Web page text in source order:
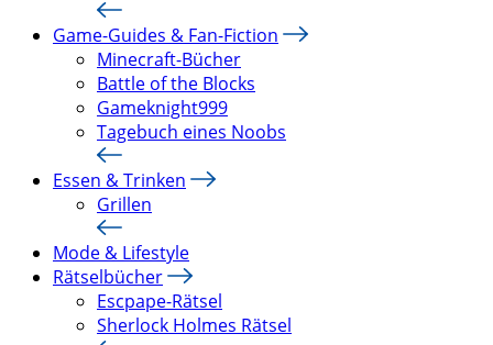
Game-Guides & Fan-Fiction
Minecraft-Bücher
Battle of the Blocks
Gameknight999
Tagebuch eines Noobs
Essen & Trinken
Grillen
Mode & Lifestyle
Rätselbücher
Escpape-Rätsel
Sherlock Holmes Rätsel